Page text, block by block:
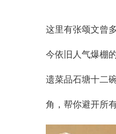
这里有张颂文曾
今依旧人气爆棚
遗菜品石塘十二
角，帮你避开所